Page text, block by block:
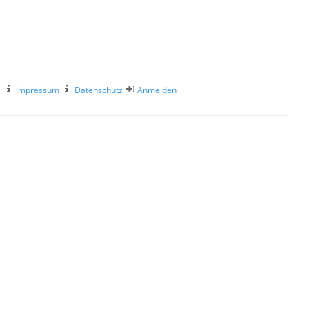
Impressum Datenschutz Anmelden